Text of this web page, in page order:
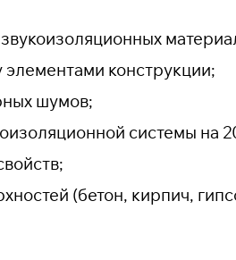
элементами конструкции;
шумов;
системы на
(бетон, кирпич,